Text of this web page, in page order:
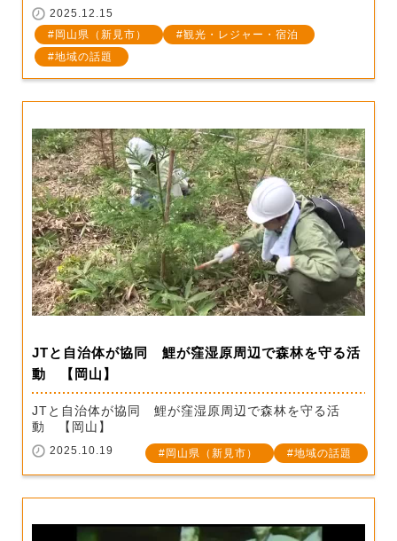
2025.12.15
岡山県（新見市）
観光・レジャー・宿泊
地域の話題
JTと自治体が協同 鯉が窪湿原周辺で森林を守る活
動 【岡山】
JTと自治体が協同 鯉が窪湿原周辺で森林を守る活
動 【岡山】
2025.10.19 岡山県（新見市） 地域の話題